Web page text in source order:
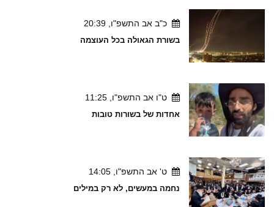
כ"ב אב התשפ"ו, 20:39
בשורת הגאולה בכל העוצמה
ט"ו אב התשפ"ו, 11:25
אחדות של בשורות טובות
ט' אב התשפ"ו, 14:05
נחמה במעשים, לא רק במילים